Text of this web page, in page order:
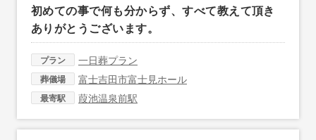
初めての事で何も分からず、すべて教えて頂き
ありがとうございます。
プラン 一日葬プラン
葬儀場 富士吉田市富士見ホール
最寄駅 葭池温泉前駅